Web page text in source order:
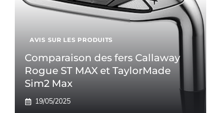
AVIS SUR LES PRODUITS
Comparaison des fers Callaway
Rogue ST MAX et TaylorMade
Sim2 Max
19/05/2025